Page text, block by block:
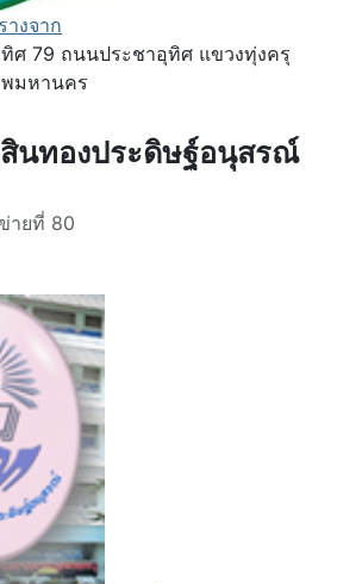
างจาก
ศ 79 ถนนประชาอุทิศ แขวงทุ่งครุ
พมหานคร
สินทองประดิษฐ์อนุสรณ์
ายที่ 80